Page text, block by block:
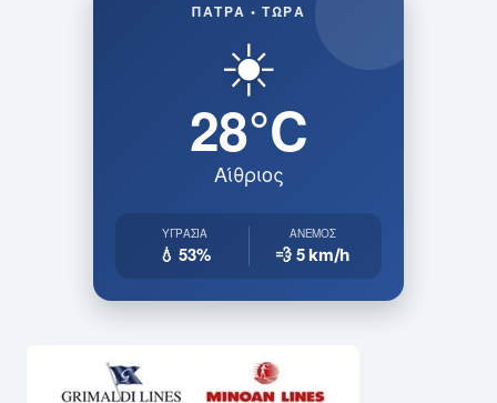
ΠΆΤΡΑ • ΤΏΡΑ
☀️
28°C
Αίθριος
ΥΓΡΑΣΊΑ
💧 53%
ΆΝΕΜΟΣ
💨 5km/h